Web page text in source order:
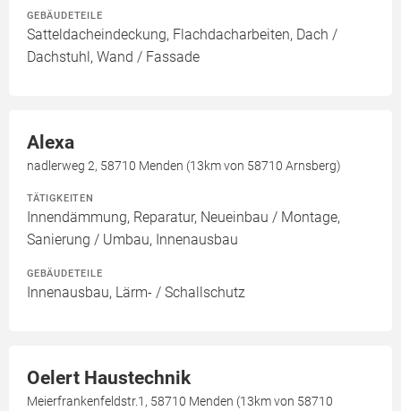
GEBÄUDETEILE
Satteldacheindeckung, Flachdacharbeiten, Dach /
Dachstuhl, Wand / Fassade
Alexa
nadlerweg 2, 58710 Menden (13km von 58710 Arnsberg)
TÄTIGKEITEN
Innendämmung, Reparatur, Neueinbau / Montage,
Sanierung / Umbau, Innenausbau
GEBÄUDETEILE
Innenausbau, Lärm- / Schallschutz
Oelert Haustechnik
Meierfrankenfeldstr.1, 58710 Menden (13km von 58710